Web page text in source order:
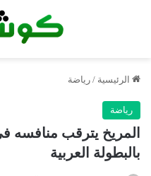
الرئيسية / رياضة
رياضة
المريخ يترقب منافسه في
بالبطولة العربية